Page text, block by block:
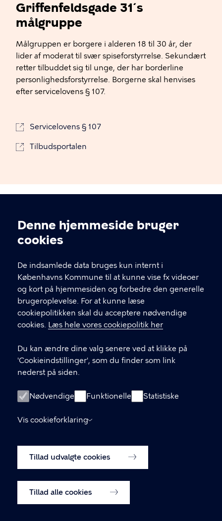
Cookieindstillinger
Denne hjemmeside bruger
cookies
De indsamlede data bruges kun internt i
Københavns Kommune til at kunne vise fx videoer
og kort på hjemmesiden og forbedre den generelle
brugeroplevelse. For at kunne læse
cookiepolitikken skal du acceptere nødvendige
cookies. Læs hele vores cookiepolitik her
Du kan ændre dine valg senere ved at klikke på
'Cookieindstillinger', som du finder som link
nederst på siden.
Nødvendige Funktionelle Statistiske
Vis cookieforklaring
Tillad udvalgte cookies
Tillad alle cookies
Griffenfeldsgade 31´s
målgruppe
Målgruppen er borgere i alderen 18 til 30 år, der
lider af moderat til svær spiseforstyrrelse. Sekundært
retter tilbuddet sig til unge, der har borderline
personlighedsforstyrrelse. Borgerne skal henvises
efter servicelovens § 107.
Servicelovens § 107
Tilbudsportalen
KONTAKT OS
Karina Høj Dresler
Karina Bøgen
Socialpsykiatri København
Vil du arbejde i Socialpsykiatri København?
Cookiepolitik
Cookieindstillinger